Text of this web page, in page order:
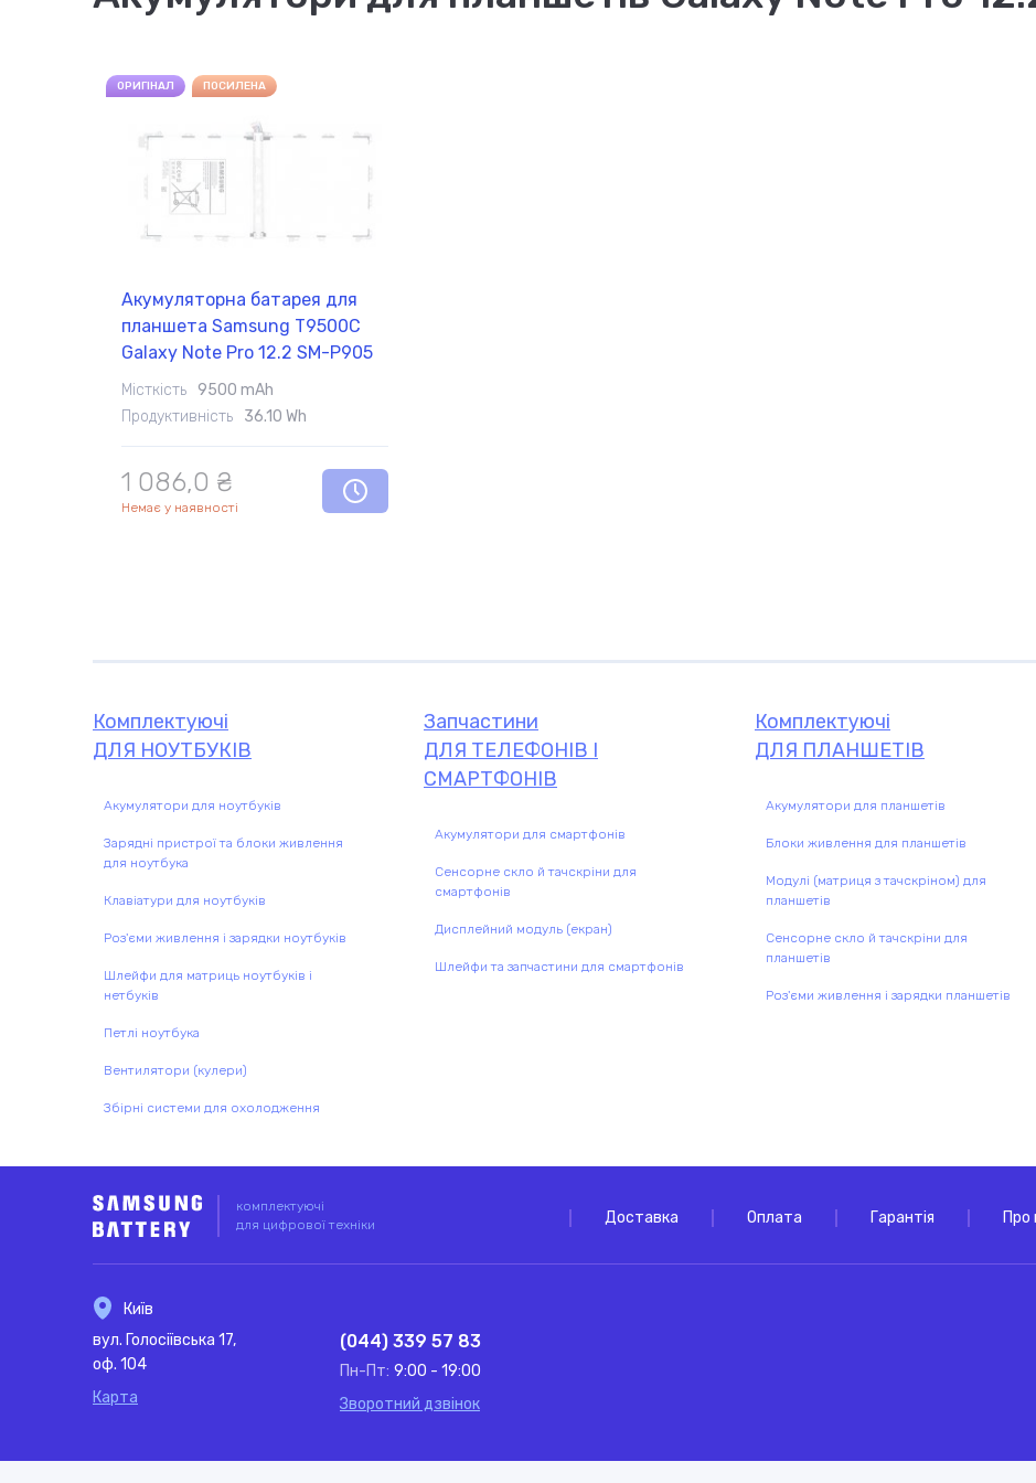
Запчастини
Комплектуючі
ОРИГІНАЛ ПОСИЛЕНА
Акумуляторна батарея для
планшета Samsung T9500C
Galaxy Note Pro 12.2 SM-P905
3.8V White 9500mAh Orig
Місткість
9500 mAh
Продуктивність
36.10 Wh
1 086,0 ₴
Немає у наявності
Комплектуючі
ДЛЯ НОУТБУКІВ
Акумулятори для ноутбуків
Зарядні пристрої та блоки живлення
для ноутбука
Клавіатури для ноутбуків
Роз'єми живлення і зарядки ноутбуків
Шлейфи для матриць ноутбуків і
нетбуків
Петлі ноутбука
Вентилятори (кулери)
Збірні системи для охолодження
Запчастини
ДЛЯ ТЕЛЕФОНІВ І
СМАРТФОНІВ
Акумулятори для смартфонів
Сенсорне скло й тачскріни для
смартфонів
Дисплейний модуль (екран)
Шлейфи та запчастини для смартфонів
Комплектуючі
ДЛЯ ПЛАНШЕТІВ
Акумулятори для планшетів
Блоки живлення для планшетів
Модулі (матриця з тачскріном) для
планшетів
Сенсорне скло й тачскріни для
планшетів
Роз'єми живлення і зарядки планшетів
комплектуючі
для цифрової техніки
Доставка Оплата Гарантія Про
Київ
вул. Голосіївська 17,
оф. 104
Карта
(044) 339 57 83
Пн-Пт: 9:00 - 19:00
Зворотний дзвінок